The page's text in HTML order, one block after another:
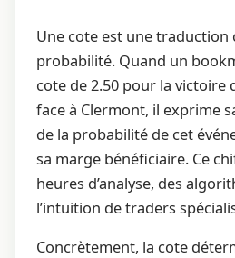
Une cote est une traduction
probabilité. Quand un
cote de 2.50 pour la victoire
face à Clermont, il exprime
de la probabilité de cet
sa marge bénéficiaire. Ce
heures d’analyse, des
l’intuition de traders
Concrètement, la cote